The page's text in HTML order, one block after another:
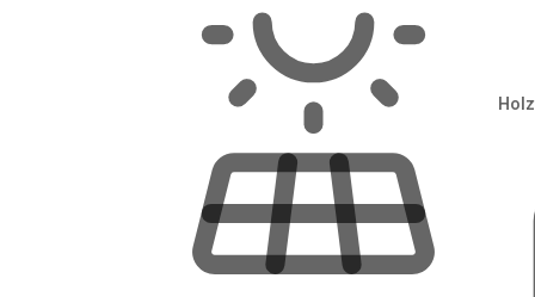
Klimaanlage
Split-, Multisplit- oder Monoblock-
Klimaanlage installieren lassen. In 24 h
Angebote anfragen →